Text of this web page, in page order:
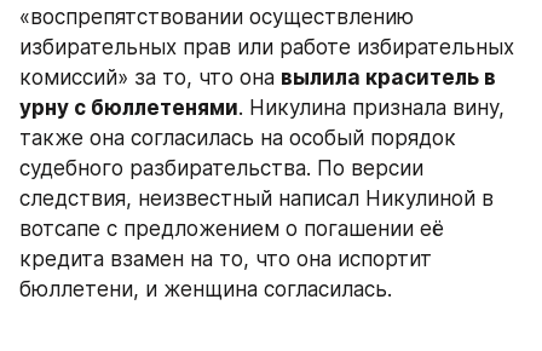
«воспрепятствовании осуществлению
избирательных прав или работе избирательных
комиссий» за то, что она вылила краситель в
урну с бюллетенями. Никулина признала вину,
также она согласилась на особый порядок
судебного разбирательства. По версии
следствия, неизвестный написал Никулиной в
вотсапе с предложением о погашении её
кредита взамен на то, что она испортит
бюллетени, и женщина согласилась.